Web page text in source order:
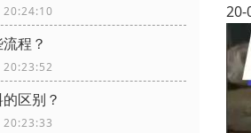
程？
区别？
20-